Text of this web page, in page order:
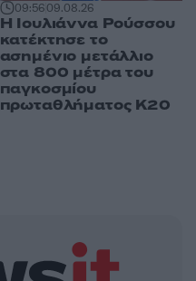
09:5609.08.26
Η Ιουλιάννα Ρούσσου
κατέκτησε το
ασημένιο μετάλλιο
στα 800 μέτρα του
παγκοσμίου
πρωταθλήματος Κ20